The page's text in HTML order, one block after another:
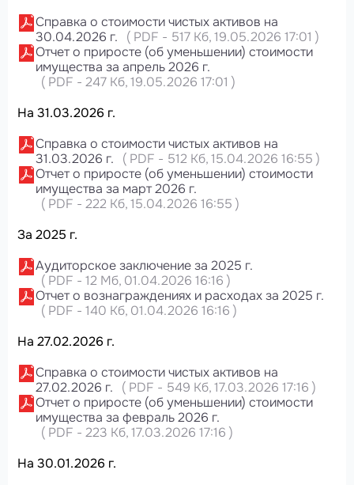
Справка о стоимости чистых активов на
30.04.2026 г.
( PDF - 517 Кб, 19.05.2026 17:01 )
Отчет о приросте (об уменьшении) стоимости
имущества за апрель 2026 г.
( PDF - 247 Кб, 19.05.2026 17:01 )
На 31.03.2026 г.
Справка о стоимости чистых активов на
31.03.2026 г.
( PDF - 512 Кб, 15.04.2026 16:55 )
Отчет о приросте (об уменьшении) стоимости
имущества за март 2026 г.
( PDF - 222 Кб, 15.04.2026 16:55 )
За 2025 г.
Аудиторское заключение за 2025 г.
( PDF - 12 Мб, 01.04.2026 16:16 )
Отчет о вознаграждениях и расходах за 2025 г.
( PDF - 140 Кб, 01.04.2026 16:16 )
На 27.02.2026 г.
Справка о стоимости чистых активов на
27.02.2026 г.
( PDF - 549 Кб, 17.03.2026 17:16 )
Отчет о приросте (об уменьшении) стоимости
имущества за февраль 2026 г.
( PDF - 223 Кб, 17.03.2026 17:16 )
На 30.01.2026 г.